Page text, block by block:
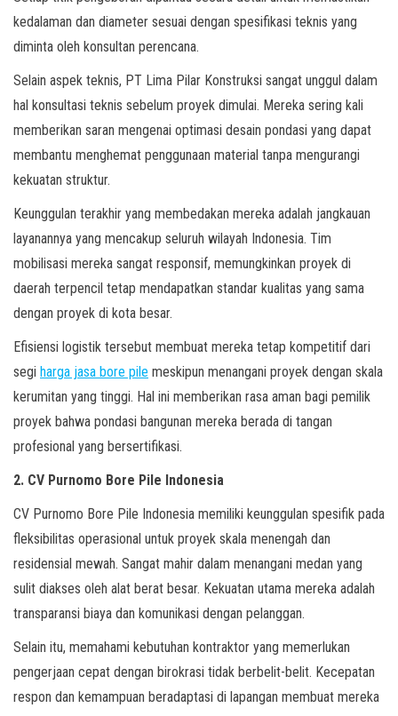
kedalaman dan diameter sesuai dengan spesifikasi teknis yang
diminta oleh konsultan perencana.
Selain aspek teknis, PT Lima Pilar Konstruksi sangat unggul dalam
hal konsultasi teknis sebelum proyek dimulai. Mereka sering kali
memberikan saran mengenai optimasi desain pondasi yang dapat
membantu menghemat penggunaan material tanpa mengurangi
kekuatan struktur.
Keunggulan terakhir yang membedakan mereka adalah jangkauan
layanannya yang mencakup seluruh wilayah Indonesia. Tim
mobilisasi mereka sangat responsif, memungkinkan proyek di
daerah terpencil tetap mendapatkan standar kualitas yang sama
dengan proyek di kota besar.
Efisiensi logistik tersebut membuat mereka tetap kompetitif dari
segi harga jasa bore pile meskipun menangani proyek dengan skala
kerumitan yang tinggi. Hal ini memberikan rasa aman bagi pemilik
proyek bahwa pondasi bangunan mereka berada di tangan
profesional yang bersertifikasi.
2. CV Purnomo Bore Pile Indonesia
CV Purnomo Bore Pile Indonesia memiliki keunggulan spesifik pada
fleksibilitas operasional untuk proyek skala menengah dan
residensial mewah. Sangat mahir dalam menangani medan yang
sulit diakses oleh alat berat besar. Kekuatan utama mereka adalah
transparansi biaya dan komunikasi dengan pelanggan.
Selain itu, memahami kebutuhan kontraktor yang memerlukan
pengerjaan cepat dengan birokrasi tidak berbelit-belit. Kecepatan
respon dan kemampuan beradaptasi di lapangan membuat mereka